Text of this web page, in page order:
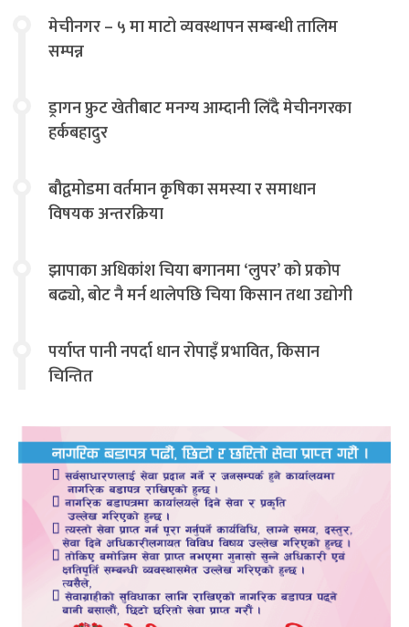
मेचीनगर – ५ मा माटो व्यवस्थापन सम्बन्धी तालिम
सम्पन्न
ड्रागन फ्रुट खेतीबाट मनग्य आम्दानी लिँदै मेचीनगरका
हर्कबहादुर
बौद्वमोडमा वर्तमान कृषिका समस्या र समाधान
विषयक अन्तरक्रिया
झापाका अधिकांश चिया बगानमा ‘लुपर’ को प्रकोप
बढ्यो, बोट नै मर्न थालेपछि चिया किसान तथा उद्योगी
पर्याप्त पानी नपर्दा धान रोपाइँ प्रभावित, किसान
चिन्तित